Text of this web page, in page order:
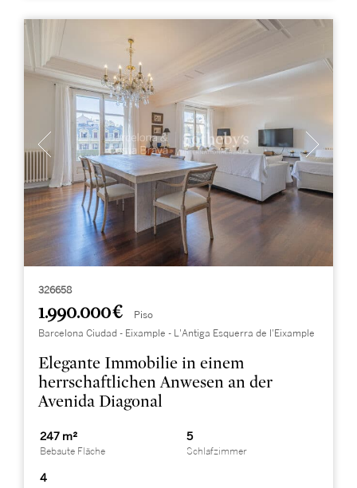
326658
1.990.000 € Piso
Barcelona Ciudad - Eixample - L'Antiga Esquerra de l'Eixample
Elegante Immobilie in einem
herrschaftlichen Anwesen an der
Avenida Diagonal
247 m²
Bebaute Fläche
5
Schlafzimmer
4